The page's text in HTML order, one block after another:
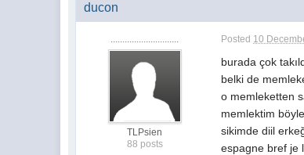
ducon
.............................
TLPsien
88 posts
Posted 10
burada çok
belki de
o memleketten
memlektim
sikimde diil
espagne bref je